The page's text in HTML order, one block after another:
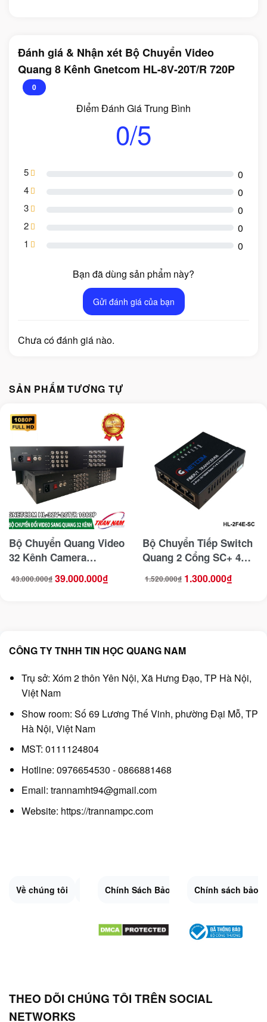
Đánh giá & Nhận xét Bộ Chuyển Video
Quang 8 Kênh Gnetcom HL-8V-20T/R 720P
0
Điểm Đánh Giá Trung Bình
0/5
5 0
4 0
3 0
2 0
1 0
Bạn đã dùng sản phẩm này?
Gửi đánh giá của bạn
Chưa có đánh giá nào.
SẢN PHẨM TƯƠNG TỰ
Bộ Chuyển Quang Video
32 Kênh Camera
GNETCOM HL-32V-
20T/R 1080P
43.000.000₫
Giá
gốc 39.000.000₫
Giá
hiện
Bộ Chuyển Tiếp Switch
Quang 2 Cổng SC+ 4
Cổng LAN 100Mbps
GnetCOM HL-2F4E-SC
1.520.000₫
Giá
gốc 1.300.000₫
Giá
hiện
CÔNG TY TNHH TIN HỌC QUANG NAM
Trụ sở: Xóm 2 thôn Yên Nội, Xã Hưng Đạo, TP Hà Nội,
Việt Nam
Show room: Số 69 Lương Thế Vinh, phường Đại Mỗ, TP
Hà Nội, Việt Nam
MST: 0111124804
Hotline: 0976654530 - 0866881468
Email: trannamht94@gmail.com
Website: https://trannampc.com
Về chúng tôi Liên Hệ Quy Định Chung Sitemap.XML
Chính Sách Bảo Mật Đổi trả và hoàn
Chính sách bảo
THEO DÕI CHÚNG TÔI TRÊN SOCIAL
NETWORKS